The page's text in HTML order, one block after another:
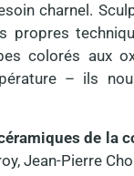
charnel.
propres
colorés aux
– ils
de la
Jean-Pierre